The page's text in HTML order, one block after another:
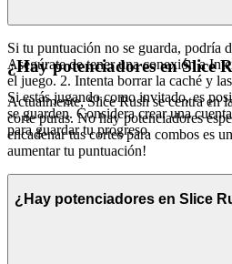
Si tu puntuación no se guarda, podría
Asegúrate de tener una conexión a
el juego. 2. Intenta borrar la caché y
Si estás jugando como invitado, es
se guarden. Considera crear una
para guardar tu progreso.
¿Hay potenciadores en Slice
Actualmente, Slice Rush se centra en
corte puras. No hay potenciadores
encadenar tus cortes para combos es
aumentar tu puntuación!
¿Hay potenciadores en Slice